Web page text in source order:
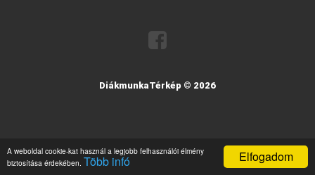
Elfogadom
A weboldal cookie-kat használ a legjobb felhasználói élmény
biztosítása érdekében. Több infó
DiákmunkaTérkép © 2026